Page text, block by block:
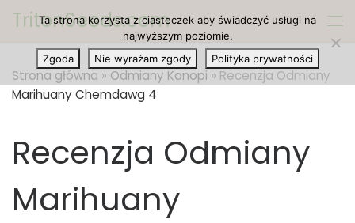
Przejdź do treści
TritonSeeds.com
Strona główna » Odmiany Konopi » Recenzja Odmiany
Marihuany Chemdawg 4
Recenzja Odmiany
Marihuany
Ta strona korzysta z ciasteczek aby świadczyć usługi na
najwyższym poziomie.
Zgoda
Nie wyrażam zgody Polityka prywatności